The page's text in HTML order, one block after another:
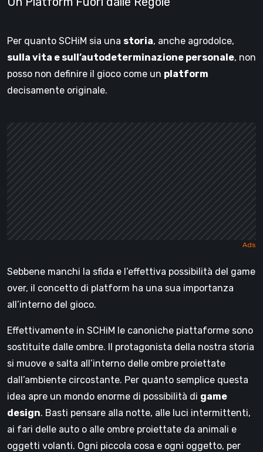
Per quanto SCHiM sia una storia, anche agrodolce,
sulla vita e sull’autodeterminazione personale, non
posso non definire il gioco come un platform
decisamente originale.
Sebbene manchi la sfida e l’effettiva possibilità del game
over, il concetto di platform ha una sua importanza
all’interno del gioco.
Effettivamente in SCHiM le canoniche piattaforme sono
sostituite dalle ombre. Il protagonista della nostra storia
si muove e salta all’interno delle ombre proiettate
dall’ambiente circostante. Per quanto semplice questa
idea apre un mondo enorme di possibilità di game
design. Basti pensare alla notte, alle luci intermittenti,
ai fari delle auto o alle ombre proiettate da animali e
oggetti volanti. Ogni piccola cosa e ogni oggetto, per